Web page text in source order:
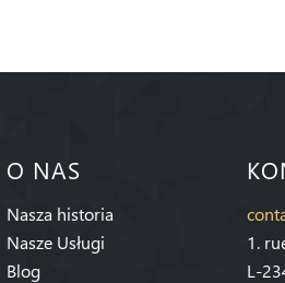
O NAS
Nasza historia
Nasze Usługi
Blog
1.
L-